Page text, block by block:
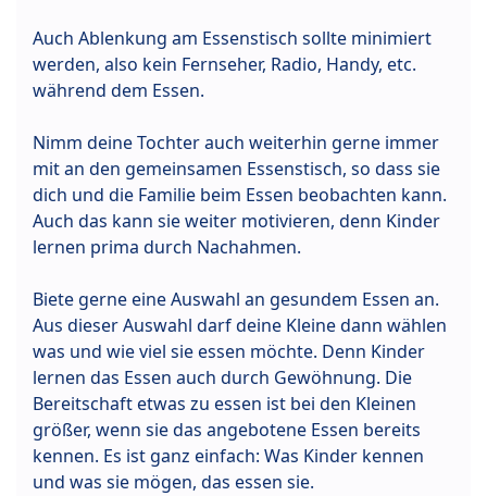
Auch Ablenkung am Essenstisch sollte minimiert
werden, also kein Fernseher, Radio, Handy, etc.
während dem Essen.
Nimm deine Tochter auch weiterhin gerne immer
mit an den gemeinsamen Essenstisch, so dass sie
dich und die Familie beim Essen beobachten kann.
Auch das kann sie weiter motivieren, denn Kinder
lernen prima durch Nachahmen.
Biete gerne eine Auswahl an gesundem Essen an.
Aus dieser Auswahl darf deine Kleine dann wählen
was und wie viel sie essen möchte. Denn Kinder
lernen das Essen auch durch Gewöhnung. Die
Bereitschaft etwas zu essen ist bei den Kleinen
größer, wenn sie das angebotene Essen bereits
kennen. Es ist ganz einfach: Was Kinder kennen
und was sie mögen, das essen sie.